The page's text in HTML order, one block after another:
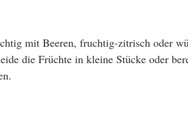
mit Beeren, fruchtig-zitrisch oder
die Früchte in kleine Stücke oder